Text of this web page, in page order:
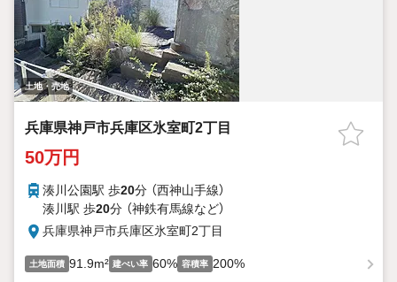
土地・売地
兵庫県神戸市兵庫区氷室町2丁目
50万円
湊川公園駅 歩20分 （西神山手線）
湊川駅 歩20分 （神鉄有馬線など）
兵庫県神戸市兵庫区氷室町2丁目
土地面積 91.9m² 建ぺい率 60% 容積率 200%